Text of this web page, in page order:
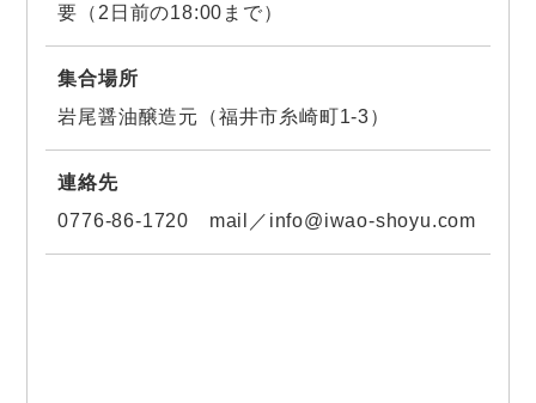
要（2日前の18:00まで）
集合場所
岩尾醤油醸造元（福井市糸崎町1-3）
連絡先
0776-86-1720 mail／info@iwao-shoyu.com